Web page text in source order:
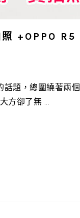
+OPPO R5
題，總圍繞著兩
方卻了無 ...